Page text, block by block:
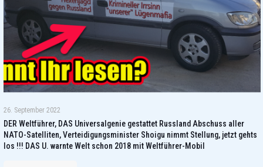
26. September 2022
DER Weltführer, DAS Universalgenie gestattet Russland Abschuss aller
NATO-Satelliten, Verteidigungsminister Shoigu nimmt Stellung, jetzt gehts
los !!! DAS U. warnte Welt schon 2018 mit Weltführer-Mobil